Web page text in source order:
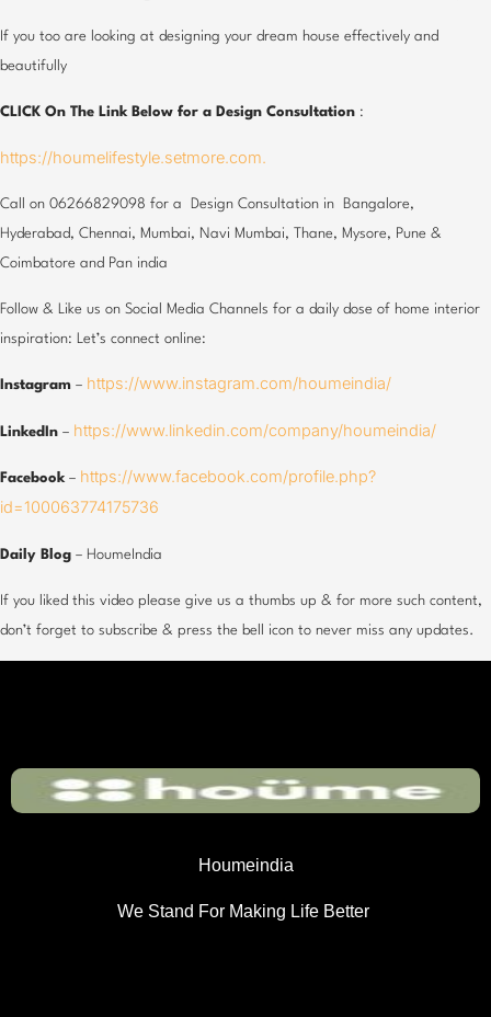
If you too are looking at designing your dream house effectively and
beautifully
CLICK On The Link Below for a Design Consultation :
https://houmelifestyle.setmore.com.
Call on 06266829098 for a Design Consultation in Bangalore,
Hyderabad, Chennai, Mumbai, Navi Mumbai, Thane, Mysore, Pune &
Coimbatore and Pan india
Follow & Like us on Social Media Channels for a daily dose of home interior
inspiration: Let’s connect online:
Instagram – https://www.instagram.com/houmeindia/
LinkedIn – https://www.linkedin.com/company/houmeindia/
Facebook – https://www.facebook.com/profile.php?
id=100063774175736
Daily Blog – HoumeIndia
If you liked this video please give us a thumbs up & for more such content,
don’t forget to subscribe & press the bell icon to never miss any updates.
Houmeindia
We Stand For Making Life Better